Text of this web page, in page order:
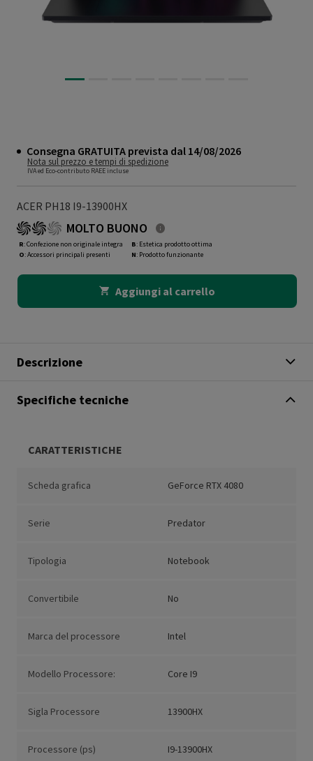
Consegna GRATUITA prevista dal 14/08/2026
Nota sul prezzo e tempi di spedizione
IVA ed Eco-contributo RAEE incluse
ACER PH18 I9-13900HX
MOLTO BUONO
R: Confezione non originale integra
O: Accessori principali presenti
B: Estetica prodotto ottima
N: Prodotto funzionante
Aggiungi al carrello
Descrizione
Specifiche tecniche
CARATTERISTICHE
Scheda grafica GeForce RTX 4080
Serie Predator
Tipologia Notebook
Convertibile No
Marca del processore Intel
Modello Processore: Core I9
Sigla Processore 13900HX
Processore (ps) I9-13900HX